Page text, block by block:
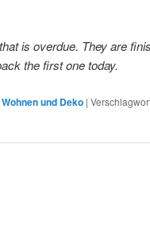
is overdue. They are
the first one today.
Wohnen und Deko |